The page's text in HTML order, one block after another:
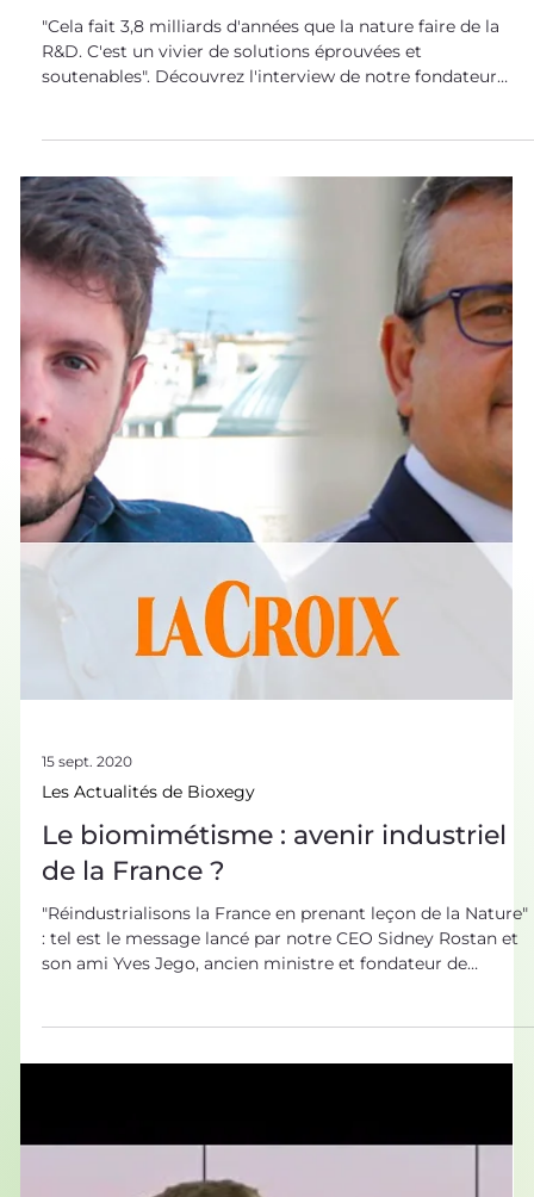
"Cela fait 3,8 milliards d'années que la nature faire de la
R&D. C'est un vivier de solutions éprouvées et
vitrine pour le biomimétisme ! >> Découvrir l'interview
essor. Démarche au dynamisme scientifique soutenu,
notamment au CNRS en France, le biomimétisme est aussi
une opportunité R&D inédite pour les entreprises
15 sept. 2020
Les Actualités de Bioxegy
Le biomimétisme : avenir industriel
de la France ?
"Réindustrialisons la France en prenant leçon de la Nature"
: tel est le message lancé par notre CEO Sidney Rostan et
l'Origine France Garantie dans les colonnes du quotidien
défi énoncé par le Président